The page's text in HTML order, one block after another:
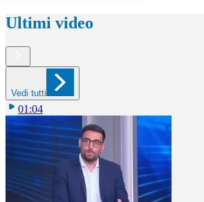
Ultimi video
Vedi tutti
01:04